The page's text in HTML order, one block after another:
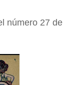
número 27 de